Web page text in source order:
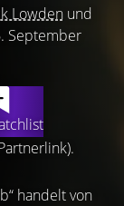
Lowdenund
September
handelt von